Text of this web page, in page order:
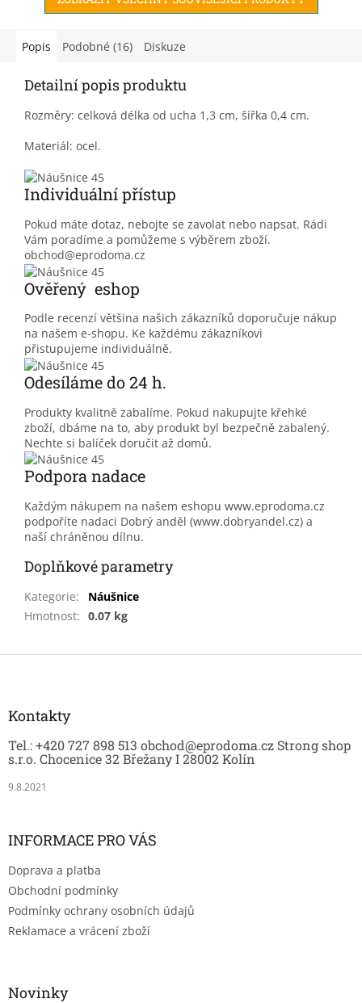
Popis Podobné (16) Diskuze
Detailní popis produktu
Rozměry: celková délka od ucha 1,3 cm, šířka 0,4 cm.
Materiál: ocel.
Individuální přístup
Pokud máte dotaz, nebojte se zavolat nebo napsat. Rádi
Vám poradíme a pomůžeme s výběrem zboží.
obchod@eprodoma.cz
Ověřený eshop
Podle recenzí většina našich zákazníků doporučuje nákup
na našem e-shopu. Ke každému zákazníkovi
přistupujeme individuálně.
Odesíláme do 24 h.
Produkty kvalitně zabalíme. Pokud nakupujte křehké
zboží, dbáme na to, aby produkt byl bezpečně zabalený.
Nechte si balíček doručit až domů.
Podpora nadace
Každým nákupem na našem eshopu www.eprodoma.cz
podpoříte nadaci Dobrý anděl (www.dobryandel.cz) a
naší chráněnou dílnu.
Doplňkové parametry
Kategorie:
Náušnice
Hmotnost: 0.07 kg
Z
Kontakty
Tel.: +420 727 898 513 obchod@eprodoma.cz Strong shop
s.r.o. Chocenice 32 Břežany I 28002 Kolín
9.8.2021
INFORMACE PRO VÁS
Doprava a platba
Obchodní podmínky
Podmínky ochrany osobních údajů
Reklamace a vrácení zboží
Novinky